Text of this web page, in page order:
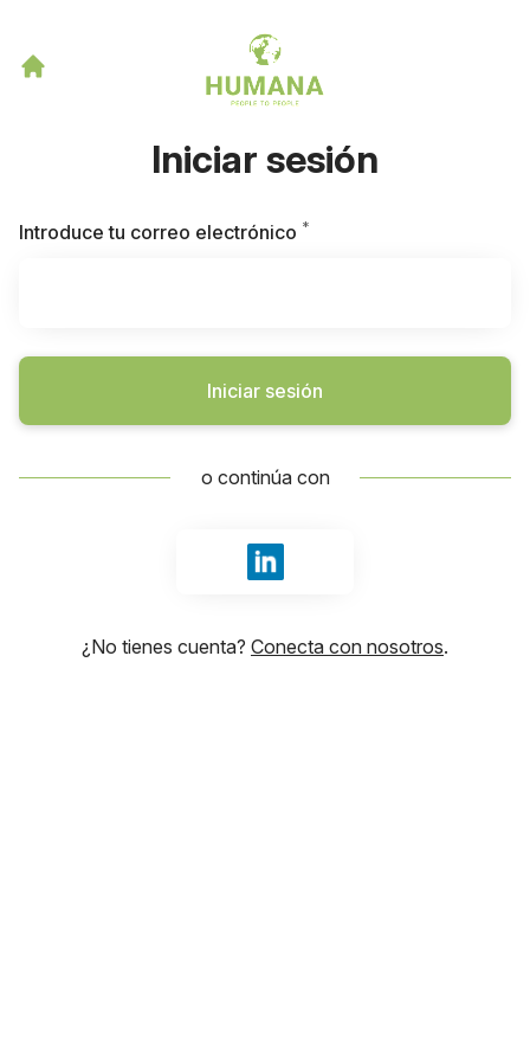
Iniciar sesión
Introduce tu correo electrónico *
Iniciar sesión
o continúa con
Iniciar sesión con LinkedIn
¿No tienes cuenta? Conecta con nosotros.